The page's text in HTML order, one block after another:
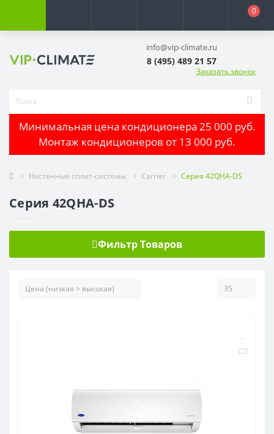
0
info@vip-climate.ru
8 (495) 489 21 57
Заказать звонок
Минимальная цена кондиционера 25 000 руб.
Монтаж кондиционеров от 13 000 руб.
Настенные сплит-системы Carrier Серия 42QHA-DS
Серия 42QHA-DS
Фильтр Товаров